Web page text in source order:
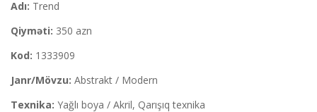
Adı: Trend
Qiyməti: 350 azn
Kod: 1333909
Janr/Mövzu: Abstrakt / Modern
Texnika: Yağlı boya / Akril, Qarışıq texnika